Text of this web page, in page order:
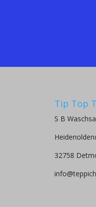
Tip Top
S B
32758